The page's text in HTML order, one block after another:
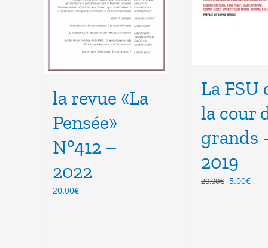
la revue «La
Pensée»
N°412 –
2022
20.00€
La FSU
la cour
grands
2019
20.00€ Le
5.00€Le